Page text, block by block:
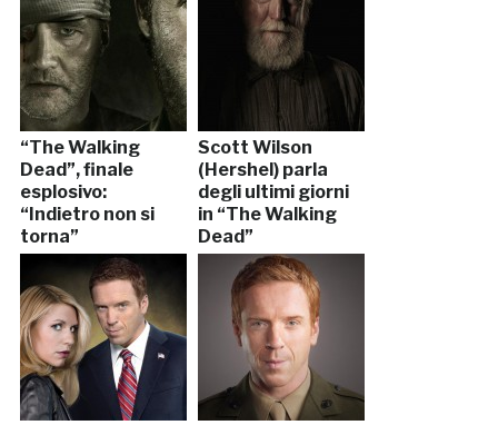
“The Walking
Dead”, finale
esplosivo:
“Indietro non si
torna”
Scott Wilson
(Hershel) parla
degli ultimi giorni
in “The Walking
Dead”